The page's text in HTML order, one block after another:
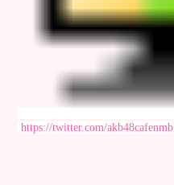
https://twitter.com/akb48cafenmb